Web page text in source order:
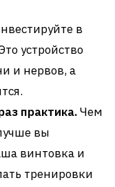
в
устройство
и нервов, а
практика.Чем
вы
винтовка и
тренировки